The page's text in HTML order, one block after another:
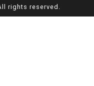
rights reserved.